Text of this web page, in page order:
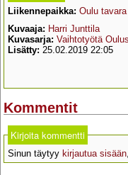
Liikennepaikka: Oulu tavara
Kuvaaja: Harri Junttila
Kuvasarja: Vaihtotyötä
Lisätty: 25.02.2019 22:05
Kommentit
Kirjoita kommentti
Sinun täytyy kirjautua sisään